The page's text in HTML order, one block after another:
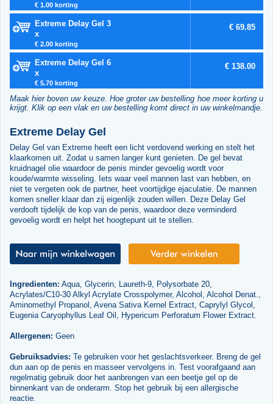
€ 1.00 korting
Extreme Delay Gel 3
x
€ 2.00 korting
€ 69.85
Extreme Delay Gel 6
x
€ 5.70 korting
€ 138.00
Maak hier boven uw keuze. Hoe groter uw bestelling hoe meer korting u
krijgt. Klik op een vlak en uw bestelling komt direct in uw winkelmandje.
Extreme Delay Gel
Delay Gel van Extreme heeft een licht verdovend werking en stelt het
klaarkomen uit. Zodat u samen langer kunt genieten. De gel bevat
kruidnagel olie waardoor de penis minder gevoelig wordt voor
koude/warmte wisseling. Iets waar veel mannen last van hebben, en
niet te vergeten ook de partner, heet voortijdige ejaculatie. De mannen
komen sneller klaar dan zij eigenlijk zouden willen. Deze Delay Gel
verdooft tijdelijk de kop van de penis, waardoor deze verminderd
gevoelig wordt en helpt het hoogtepunt uit te stellen.
Ingredienten: Aqua, Glycerin, Laureth-9, Polysorbate 20,
Acrylates/C10-30 Alkyl Acrylate Crosspolymer, Alcohol, Alcohol Denat.,
Aminomethyl Propanol, Avena Sativa Kernel Extract, Caprylyl Glycol,
Eugenia Caryophyllus Leaf Oil, Hypericum Perforatum Flower Extract.
Allergenen: Geen
Gebruiksadvies: Te gebruiken voor het geslachtsverkeer. Breng de gel
dun aan op de penis en masseer vervolgens in. Test voorafgaand aan
regelmatig gebruik door het aanbrengen van een beetje gel op de
binnenkant van de onderarm. Stop het gebruik bij een allergische
reactie.